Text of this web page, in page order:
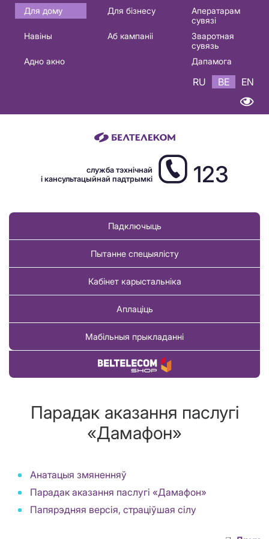
Основная
навигация
Для дому Для бізнесу
Аператарам
сувязі
Навіны
Аб кампаніі
Зваротная
сувязь
Адно акно
Дапамога
RU BE EN
служба тэхнічнай
і кансультацыйнай падтрымкі
123
Падключыць
Пытанне спецыялісту
Кабінет карыстальніка
Аплаціць
Мабільныя прыкладанні
Купіць тавар
Парадак аказання паслугі
«Дамафон»
Анатацыя змяненняў
Парадак аказання паслугі «Дамафон»
Папярэдняя версія, страціўшая сілу